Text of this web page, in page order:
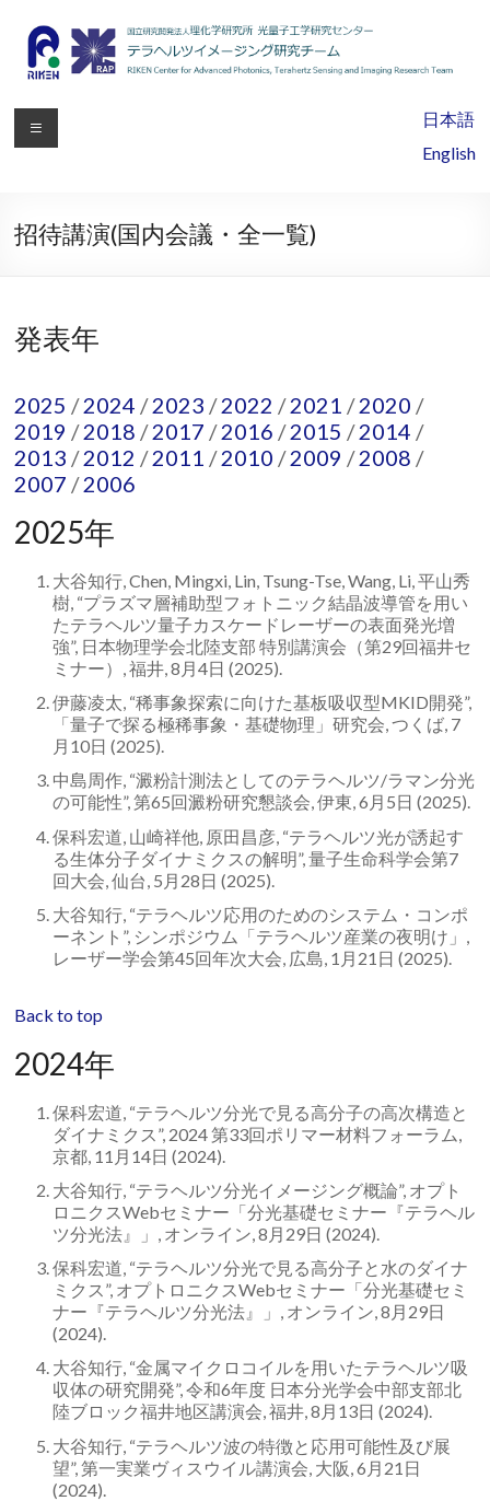
理
化
研
所
光
量
子
工
学
究
タ
ラ
ル
イ
メ
ー
ジ
グ
ー
日本語
English
招待講演(国内会議・全一覧)
発表年
2025 /2024 /2023 /2022 /2021 /2020 /
2019 /2018 /2017 /2016 /2015 /2014 /
2013 /2012 /2011 /2010 /2009 /2008 /
2007 /2006
2025年
大谷知行, Chen, Mingxi, Lin, Tsung-Tse, Wang, Li, 平山秀
樹, “プラズマ層補助型フォトニック結晶波導管を用い
たテラヘルツ量子カスケードレーザーの表面発光増
強”, 日本物理学会北陸支部 特別講演会（第29回福井セ
ミナー）, 福井, 8月4日 (2025).
伊藤凌太, “稀事象探索に向けた基板吸収型MKID開発”,
「量子で探る極稀事象・基礎物理」研究会, つくば, 7
月10日 (2025).
中島周作, “澱粉計測法としてのテラヘルツ/ラマン分光
の可能性”, 第65回澱粉研究懇談会, 伊東, 6月5日 (2025).
保科宏道, 山崎祥他, 原田昌彦, “テラヘルツ光が誘起す
る生体分子ダイナミクスの解明”, 量子生命科学会第7
回大会, 仙台, 5月28日 (2025).
大谷知行, “テラヘルツ応用のためのシステム・コンポ
ーネント”, シンポジウム「テラヘルツ産業の夜明け」,
レーザー学会第45回年次大会, 広島, 1月21日 (2025).
Back to top
2024年
保科宏道, “テラヘルツ分光で見る高分子の高次構造と
ダイナミクス”, 2024 第33回ポリマー材料フォーラム,
京都, 11月14日 (2024).
大谷知行, “テラヘルツ分光イメージング概論”, オプト
ロニクスWebセミナー「分光基礎セミナー『テラヘル
ツ分光法』」, オンライン, 8月29日 (2024).
保科宏道, “テラヘルツ分光で見る高分子と水のダイナ
ミクス”, オプトロニクスWebセミナー「分光基礎セミ
ナー『テラヘルツ分光法』」, オンライン, 8月29日
(2024).
大谷知行, “金属マイクロコイルを用いたテラヘルツ吸
収体の研究開発”, 令和6年度 日本分光学会中部支部北
陸ブロック福井地区講演会, 福井, 8月13日 (2024).
大谷知行, “テラヘルツ波の特徴と応用可能性及び展
望”, 第一実業ヴィスウイル講演会, 大阪, 6月21日
(2024).